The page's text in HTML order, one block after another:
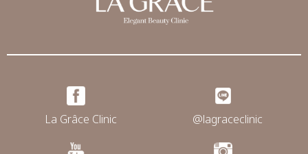
La Grâce Clinic @lagraceclinic